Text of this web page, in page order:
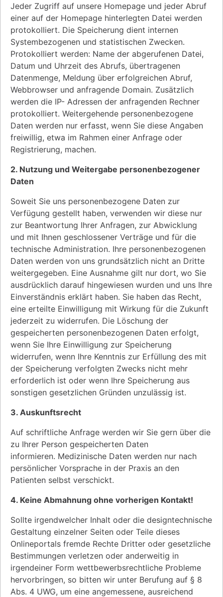
Jeder Zugriff auf unsere Homepage und jeder Abruf
einer auf der Homepage hinterlegten Datei werden
protokolliert. Die Speicherung dient internen
Systembezogenen und statistischen Zwecken.
Protokolliert werden: Name der abgerufenen Datei,
Datum und Uhrzeit des Abrufs, übertragenen
Datenmenge, Meldung über erfolgreichen Abruf,
Webbrowser und anfragende Domain. Zusätzlich
werden die IP- Adressen der anfragenden Rechner
protokolliert. Weitergehende personenbezogene
Daten werden nur erfasst, wenn Sie diese Angaben
freiwillig, etwa im Rahmen einer Anfrage oder
Registrierung, machen.
2. Nutzung und Weitergabe personenbezogener
Daten
Soweit Sie uns personenbezogene Daten zur
Verfügung gestellt haben, verwenden wir diese nur
zur Beantwortung Ihrer Anfragen, zur Abwicklung
und mit Ihnen geschlossener Verträge und für die
technische Administration. Ihre personenbezogenen
Daten werden von uns grundsätzlich nicht an Dritte
weitergegeben. Eine Ausnahme gilt nur dort, wo Sie
ausdrücklich darauf hingewiesen wurden und uns Ihre
Einverständnis erklärt haben. Sie haben das Recht,
eine erteilte Einwilligung mit Wirkung für die Zukunft
jederzeit zu widerrufen. Die Löschung der
gespeicherten personenbezogenen Daten erfolgt,
wenn Sie Ihre Einwilligung zur Speicherung
widerrufen, wenn Ihre Kenntnis zur Erfüllung des mit
der Speicherung verfolgten Zwecks nicht mehr
erforderlich ist oder wenn Ihre Speicherung aus
sonstigen gesetzlichen Gründen unzulässig ist.
3. Auskunftsrecht
Auf schriftliche Anfrage werden wir Sie gern über die
zu Ihrer Person gespeicherten Daten
informieren. Medizinische Daten werden nur nach
persönlicher Vorsprache in der Praxis an den
Patienten selbst verschickt.
4. Keine Abmahnung ohne vorherigen Kontakt!
Sollte irgendwelcher Inhalt oder die designtechnische
Gestaltung einzelner Seiten oder Teile dieses
Onlineportals fremde Rechte Dritter oder gesetzliche
Bestimmungen verletzen oder anderweitig in
irgendeiner Form wettbewerbsrechtliche Probleme
hervorbringen, so bitten wir unter Berufung auf § 8
Abs. 4 UWG, um eine angemessene, ausreichend